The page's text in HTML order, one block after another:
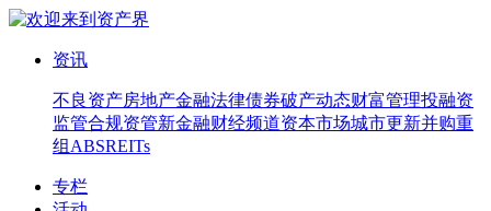
资讯
不良资产房地产金融法律债券破产动态财富管理投融资
监管合规资管新金融财经频道资本市场城市更新并购重
组 ABSREITs
专栏